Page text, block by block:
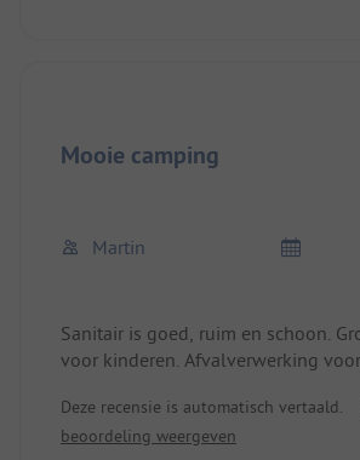
Mooie camping
Martin
Sanitair is goed, ruim en schoon.
voor kinderen. Afvalverwerking
Kleine spar-supermarkt aanwezig,
Vriendelijk personeel.
Deze recensie is automatisch vertaald.
beoordeling weergeven